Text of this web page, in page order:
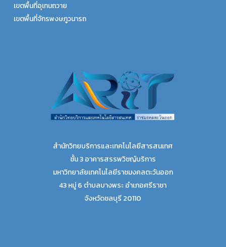
เขตพื้นที่อุเทนถวาย
เขตพื้นที่จักรพงษภูวนารถ
สำนักวิทยบริการและเทคโนโลยีสารสนเทศ
ชั้น 3 อาคารสรรพวิชญ์บริการ
มหาวิทยาลัยเทคโนโลยีราชมงคลตะวันออก
43 หมู่ 6 ตำบลบางพระ อำเภอศรีราชา
จังหวัดชลบุรี 20110